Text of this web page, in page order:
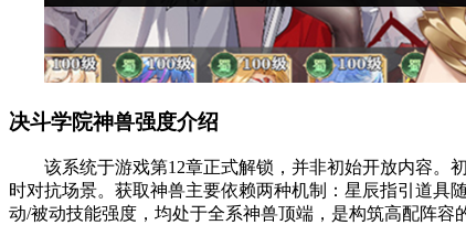
决斗学院神兽强度介绍
该系统于游戏第12章正式解锁，并非初始开放内容。
时对抗场景。获取神兽主要依赖两种机制：星辰指引道具
动/被动技能强度，均处于全系神兽顶端，是构筑高配阵容